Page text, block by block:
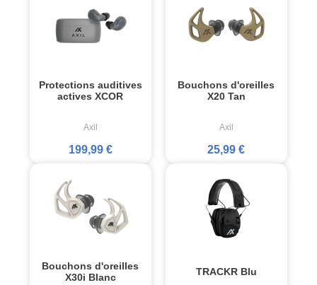
Protections auditives
actives XCOR
Axil
199,99 €
Bouchons d'oreilles
X20 Tan
Axil
25,99 €
Bouchons d'oreilles
X30i Blanc
TRACKR Blu